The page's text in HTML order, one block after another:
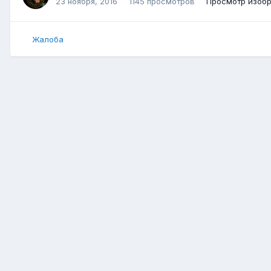
Жалоба